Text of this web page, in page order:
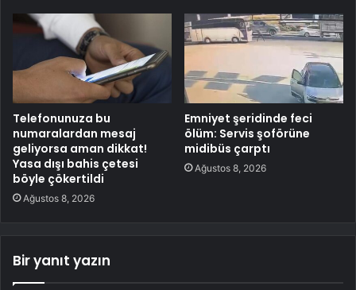
Telefonunuza bu
numaralardan mesaj
geliyorsa aman dikkat!
Yasa dışı bahis çetesi
böyle çökertildi
Ağustos 8, 2026
Emniyet şeridinde feci
ölüm: Servis şoförüne
midibüs çarptı
Ağustos 8, 2026
Bir yanıt yazın